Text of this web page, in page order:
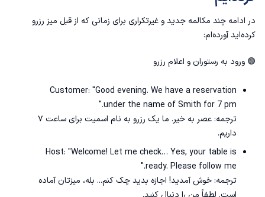
در ادامه چند مکالمه جدید و غیرتکراری برای زمانی که از قبل میز رزرو
کرده‌اید آورده‌ام:
🟢 ورود به رستوران و اعلام رزرو
Customer: "Good evening. We have a reservation
under the name of Smith for 7 pm."
ترجمه: عصر به خیر. ما یک رزرو به نام اسمیت برای ساعت ۷
داریم.
Host: "Welcome! Let me check… Yes, your table is
ready. Please follow me."
ترجمه: خوش آمدید! اجازه بدید چک کنم... بله، میزتان آماده